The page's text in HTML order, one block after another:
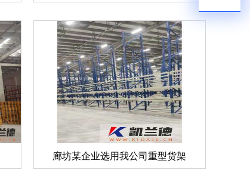
廊坊某企业选用我公司重型货架